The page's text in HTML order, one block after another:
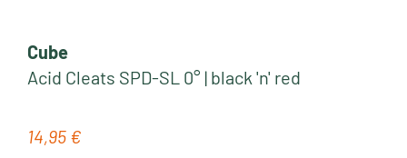
Cube
Acid Cleats SPD-SL 0° | black 'n' red
Regulärer Preis:
14,95 €